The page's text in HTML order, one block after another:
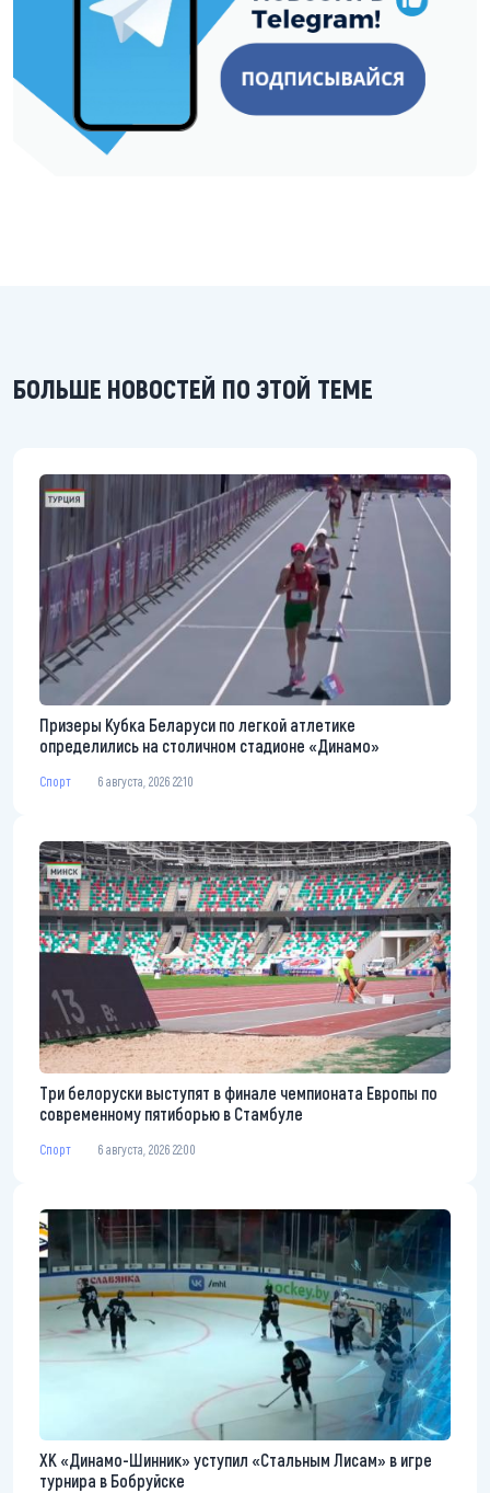
БОЛЬШЕ НОВОСТЕЙ ПО ЭТОЙ ТЕМЕ
Призеры Кубка Беларуси по легкой атлетике
определились на столичном стадионе «Динамо»
Спорт 6 августа, 2026 22:10
Три белоруски выступят в финале чемпионата Европы по
современному пятиборью в Стамбуле
Спорт 6 августа, 2026 22:00
ХК «Динамо-Шинник» уступил «Стальным Лисам» в игре
турнира в Бобруйске